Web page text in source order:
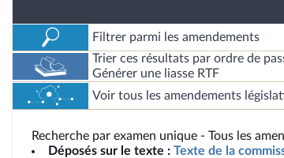
Filtrer parmi les amendements
Trier ces résultats par ordre de
Générer une liasse RTF
Voir tous les amendements
Recherche par examen unique - Tous les
Déposés sur le texte : Texte de la